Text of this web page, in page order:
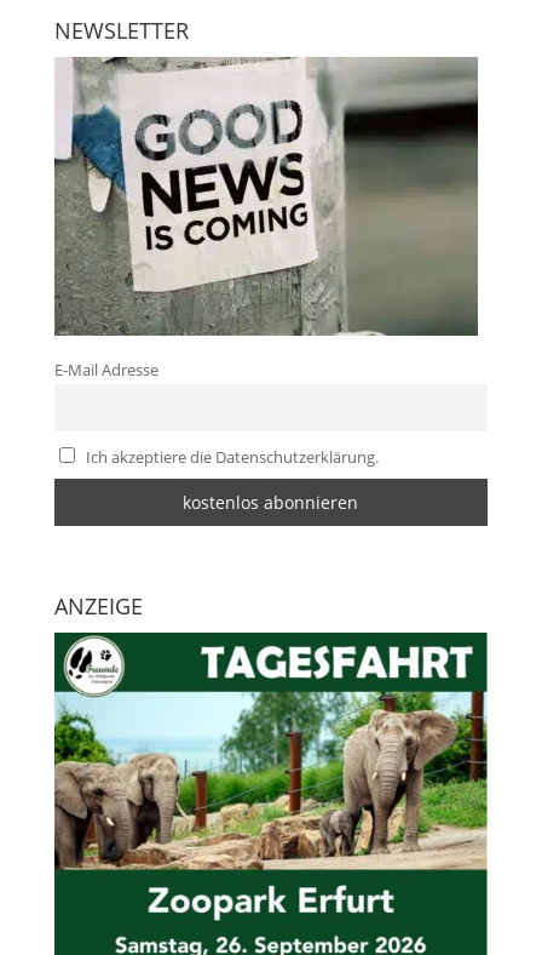
NEWSLETTER
E-Mail Adresse
Ich akzeptiere die Datenschutzerklärung.
ANZEIGE